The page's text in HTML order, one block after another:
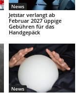
News
Jetstar verlangt ab
Februar 2027 üppige
Gebühren für das
Handgepäck
News